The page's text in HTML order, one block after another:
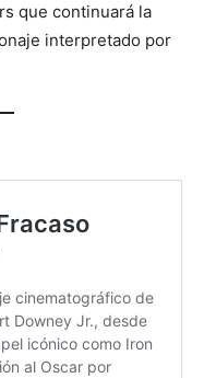
que continuará la
interpretado por